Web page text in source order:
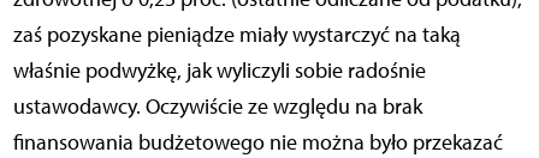
zaś pozyskane pieniądze miały wystarczyć na taką
właśnie podwyżkę, jak wyliczyli sobie radośnie
ustawodawcy. Oczywiście ze względu na brak
finansowania budżetowego nie można było przekazać